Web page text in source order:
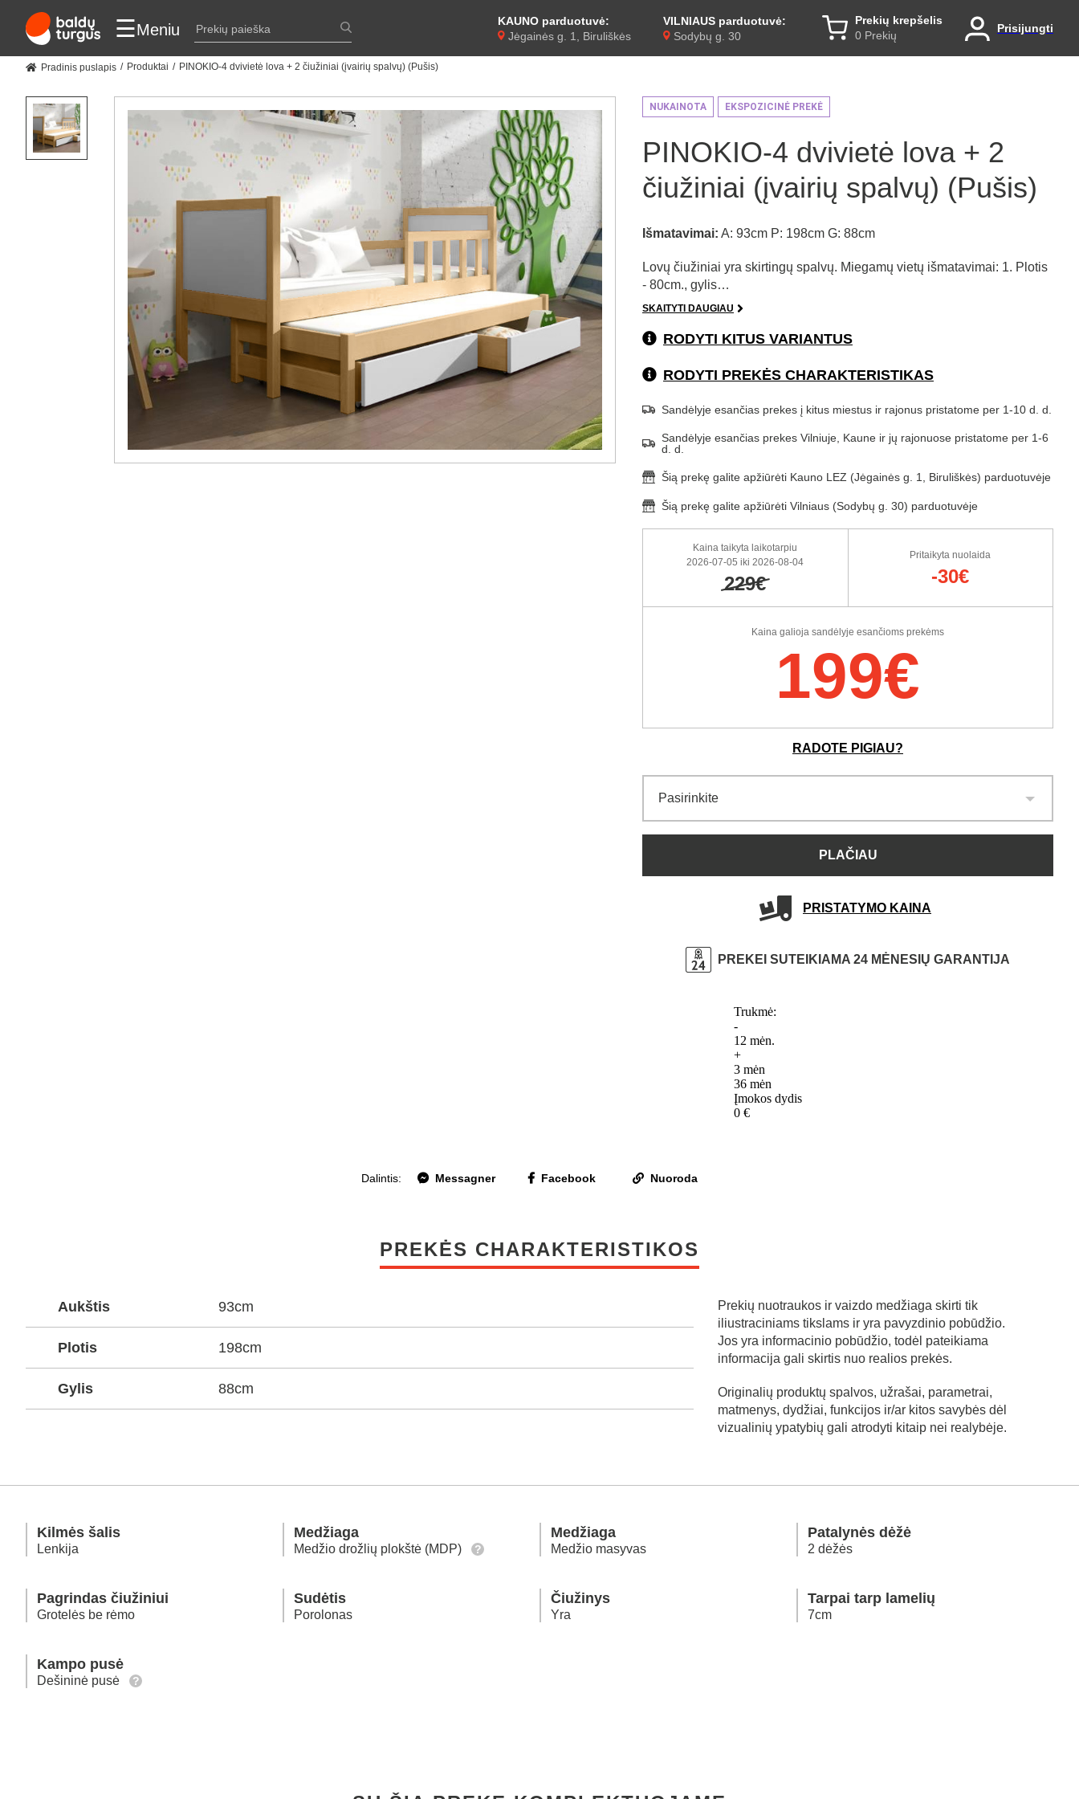
☰Meniu
KAUNO parduotuvė:
Jėgainės g. 1, Biruliškės
VILNIAUS parduotuvė:
Sodybų g. 30
Prekių krepšelis
0 Prekių
Prisijungti
Pradinis puslapis Produktai PINOKIO-4 dvivietė lova + 2 čiužiniai (įvairių spalvų) (Pušis)
NUKAINOTA EKSPOZICINĖ PREKĖ
PINOKIO-4 dvivietė lova + 2
čiužiniai (įvairių spalvų) (Pušis)
Išmatavimai: A: 93cm P: 198cm G: 88cm
Lovų čiužiniai yra skirtingų spalvų. Miegamų vietų išmatavimai: 1. Plotis
- 80cm., gylis…
SKAITYTI DAUGIAU
RODYTI KITUS VARIANTUS
RODYTI PREKĖS CHARAKTERISTIKAS
Sandėlyje esančias prekes į kitus miestus ir rajonus pristatome per 1-10 d. d.
Sandėlyje esančias prekes Vilniuje, Kaune ir jų rajonuose pristatome per 1-6
d. d.
Šią prekę galite apžiūrėti Kauno LEZ (Jėgainės g. 1, Biruliškės) parduotuvėje
Šią prekę galite apžiūrėti Vilniaus (Sodybų g. 30) parduotuvėje
Kaina galioja sandėlyje esančioms prekėms
199€
Kaina taikyta laikotarpiu
2026-07-05 iki 2026-08-04
229€
Pritaikyta nuolaida
-30€
RADOTE PIGIAU?
Pasirinkite
PLAČIAU
PRISTATYMO KAINA
PREKEI SUTEIKIAMA 24 MĖNESIŲ GARANTIJA
Dalintis: Messagner Facebook Nuoroda
PREKĖS CHARAKTERISTIKOS
Aukštis 93cm
Plotis 198cm
Gylis 88cm
Prekių nuotraukos ir vaizdo medžiaga skirti tik
iliustraciniams tikslams ir yra pavyzdinio pobūdžio.
Jos yra informacinio pobūdžio, todėl pateikiama
informacija gali skirtis nuo realios prekės.
Originalių produktų spalvos, užrašai, parametrai,
matmenys, dydžiai, funkcijos ir/ar kitos savybės dėl
vizualinių ypatybių gali atrodyti kitaip nei realybėje.
Kilmės šalis
Lenkija
Medžiaga
Medžio drožlių plokštė (MDP) ?
Medžiaga
Medžio masyvas
Patalynės dėžė
2 dėžės
Pagrindas čiužiniui
Grotelės be rėmo
Sudėtis
Porolonas
Čiužinys
Yra
Tarpai tarp lamelių
7cm
Kampo pusė
Dešininė pusė ?